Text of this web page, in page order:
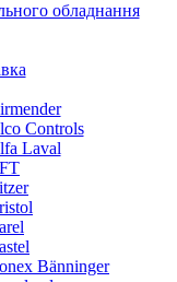
обладнання
Controls
Laval
Bänninger